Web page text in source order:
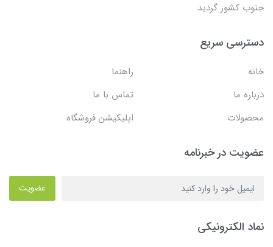
جنوب کشور گردید.
دسترسی سریع
خانه
راهنما
درباره ما
تماس با ما
محصولات
اپلیکیشن فروشگاه
عضویت در خبرنامه
عضویت
نماد الکترونیکی